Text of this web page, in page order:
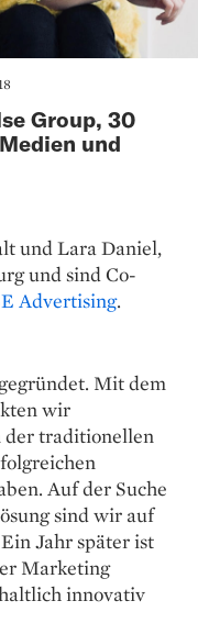
Group, 30
und
und Lara Daniel,
und sind Co-
Advertising.
Mit dem
wir
der traditionellen
Auf der Suche
sind wir auf
Jahr später ist
Marketing
innovativ